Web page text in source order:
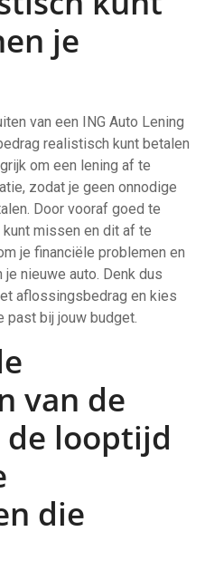
je
van een ING Auto Lening
realistisch kunt betalen
om een lening af te
zodat je geen onnodige
Door vooraf goed te
missen en dit af te
je financiële problemen en
nieuwe auto. Denk dus
aflossingsbedrag en kies
past bij jouw budget.
van de
de looptijd
die